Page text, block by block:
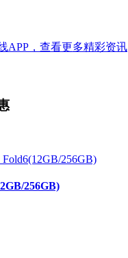
APP，查看更多精彩资讯
256GB)